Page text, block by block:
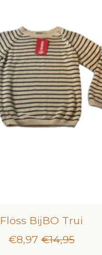
Flöss BijBO Trui
€8,97 €14,95